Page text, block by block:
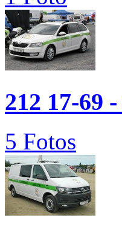
212 17-69
5 Fotos